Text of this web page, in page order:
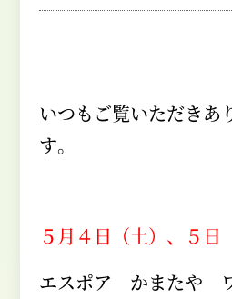
いつもご覧いただきあ
す。
５月４日（土）、５日
エスポア かまたや